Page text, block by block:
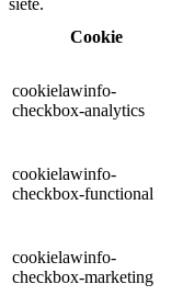
siete.
Cookie
cookielawinfo-
checkbox-analytics
cookielawinfo-
checkbox-functional
cookielawinfo-
checkbox-marketing